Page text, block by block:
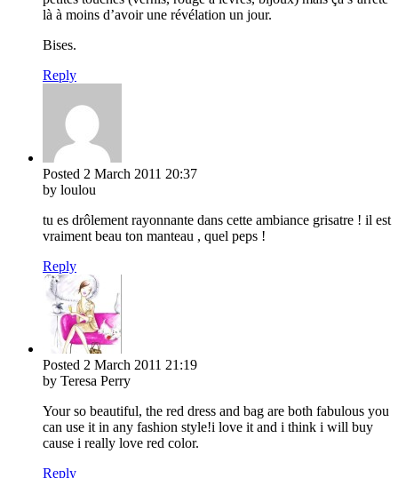
là à moins d’avoir une révélation un jour.
Bises.
Reply
Posted 2 March 2011 20:37
by loulou
tu es drôlement rayonnante dans cette ambiance grisatre ! il est
vraiment beau ton manteau , quel peps !
Reply
Posted 2 March 2011 21:19
by Teresa Perry
Your so beautiful, the red dress and bag are both fabulous you
can use it in any fashion style!i love it and i think i will buy
cause i really love red color.
Reply